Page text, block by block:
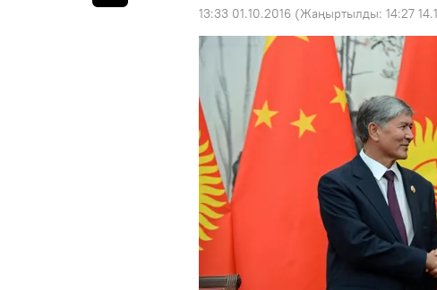
13:33 01.10.2016 (Жаңыртылды: 14:27